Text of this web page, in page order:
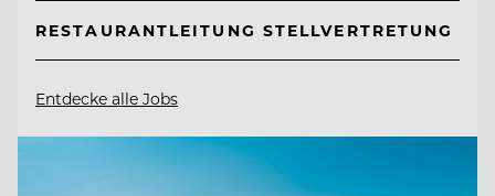
RESTAURANTLEITUNG STELLVERTRETUNG
Entdecke alle Jobs